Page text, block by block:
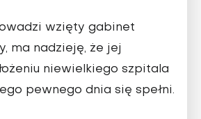
wzięty gabinet
ma nadzieję, że jej
niewielkiego szpitala
pewnego dnia się spełni.